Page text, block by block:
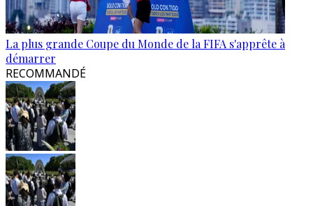
La plus grande Coupe du Monde de la FIFA s'apprête à
démarrer
RECOMMANDÉ